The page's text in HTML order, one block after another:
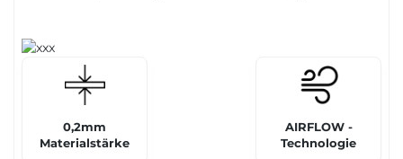
0,2mm
Materialstärke
AIRFLOW -
Technologie